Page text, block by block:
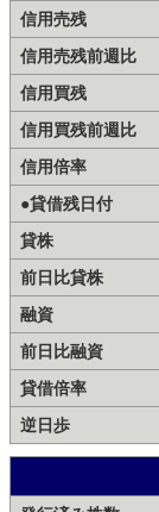
信用売残
信用売残前週比
信用買残
信用買残前週比
信用倍率
●貸借残日付
貸株
前日比貸株
融資
前日比融資
貸借倍率
逆日歩